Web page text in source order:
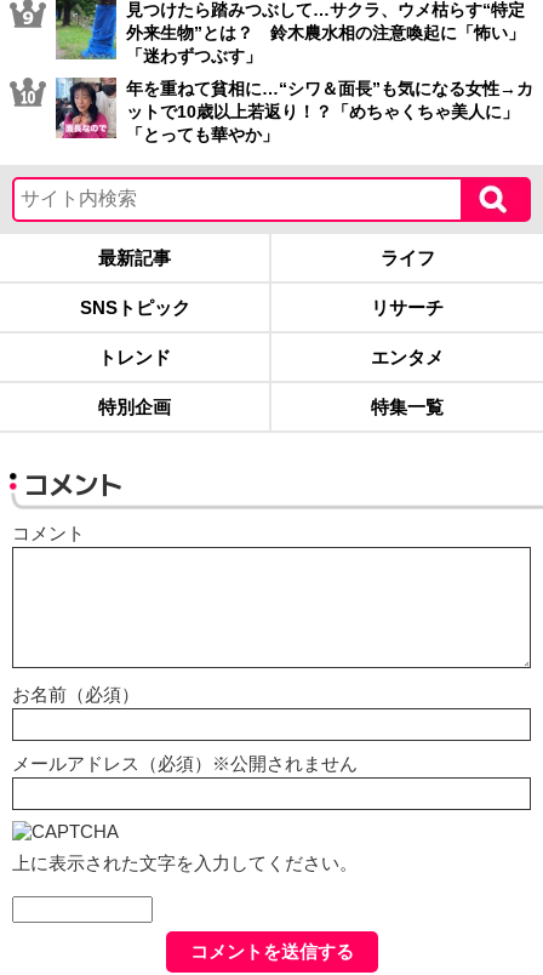
見つけたら踏みつぶして…サクラ、ウメ枯らす“特定
外来生物”とは？ 鈴木農水相の注意喚起に「怖い」
「迷わずつぶす」
年を重ねて貧相に…“シワ＆面長”も気になる女性→カ
ットで10歳以上若返り！？「めちゃくちゃ美人に」
「とっても華やか」
最新記事 ライフ
SNSトピック リサーチ
トレンド エンタメ
特別企画 特集一覧
コメント
コメント
お名前（必須）
メールアドレス（必須）※公開されません
上に表示された文字を入力してください。